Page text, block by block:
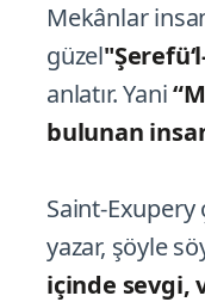
Mekânlar
güzel
anlatır. Yani
bulunan
Saint-
yazar, şöyle
içinde sevgi,